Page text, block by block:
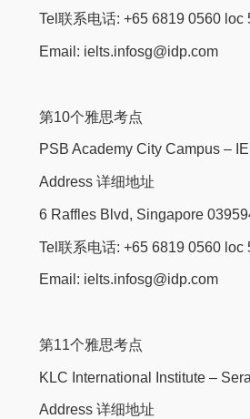
Tel联系电话: +65 6819 0560 loc
Email: ielts.infosg@idp.com
第10个雅思考点
PSB Academy City Campus –
Address 详细地址
6 Raffles Blvd, Singapore
Tel联系电话: +65 6819 0560 loc
Email: ielts.infosg@idp.com
第11个雅思考点
KLC International Institute –
Address 详细地址